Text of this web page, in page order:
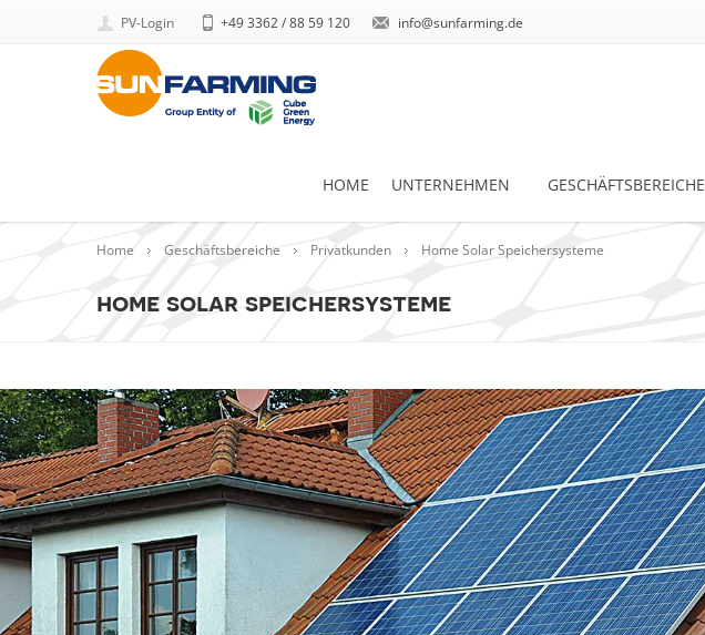
info@sunfarming.de
+49 3362 / 88 59 120
PV-Login
HOME UNTERNEHMEN GESCHÄFTSBEREICHE
Home Geschäftsbereiche Privatkunden Home Solar Speichersysteme
home solar speichersysteme